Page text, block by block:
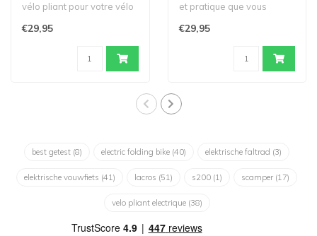
vélo pliant pour votre vélo
€29,95
et pratique que vous
€29,95
best getest (8) electric folding bike (40) elektrische faltrad (3)
elektrische vouwfiets (41) lacros (51) s200 (1) scamper (17)
velo pliant electrique (38)